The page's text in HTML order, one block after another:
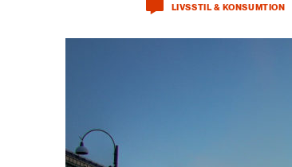
Social hållbarhet
LIVSSTIL & KONSUMTION